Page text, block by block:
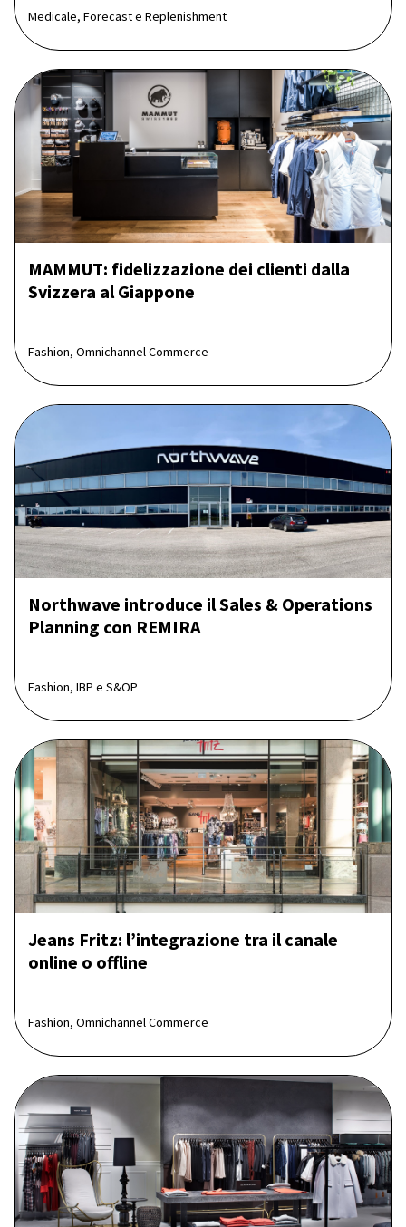
Medicale, Forecast e Replenishment
MAMMUT: fidelizzazione dei clienti dalla
Svizzera al Giappone
Fashion, Omnichannel Commerce
Northwave introduce il Sales & Operations
Planning con REMIRA
Fashion, IBP e S&OP
Jeans Fritz: l’integrazione tra il canale
online o offline
Fashion, Omnichannel Commerce